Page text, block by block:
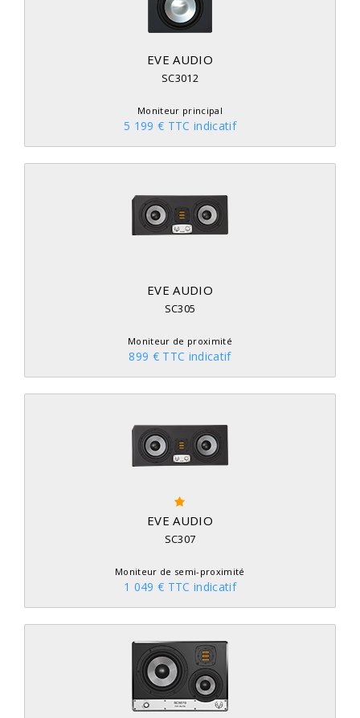
EVE AUDIO
SC3012
Moniteur principal
5 199 € TTC indicatif
EVE AUDIO
SC305
Moniteur de proximité
899 € TTC indicatif
EVE AUDIO
SC307
Moniteur de semi-proximité
1 049 € TTC indicatif